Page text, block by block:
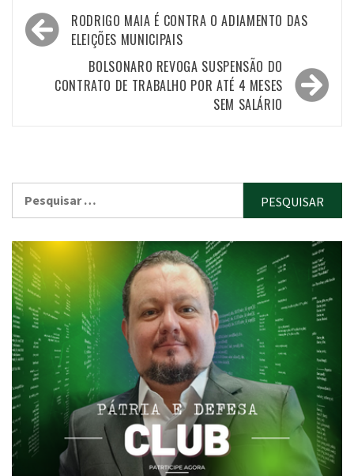
Navegação
de
Post
RODRIGO MAIA É CONTRA O ADIAMENTO DAS
ELEIÇÕES MUNICIPAIS
BOLSONARO REVOGA SUSPENSÃO DO
CONTRATO DE TRABALHO POR ATÉ 4 MESES
SEM SALÁRIO
por: